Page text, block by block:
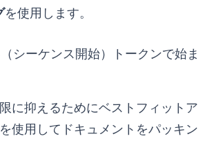
を使用します。
シーケンス開始）トークンで始ま
に抑えるためにベストフィットア
使用してドキュメントをパッキン